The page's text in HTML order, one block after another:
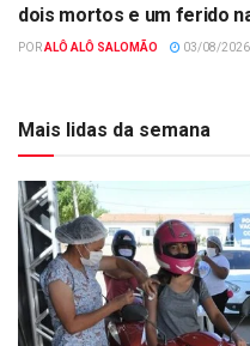
dois mortos e um ferido
PORALÔ ALÔ SALOMÃO 03/08/2026
Mais lidas da semana